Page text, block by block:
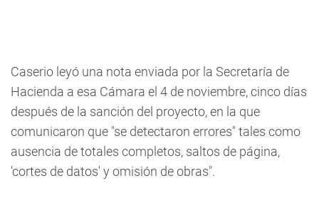
Caserio leyó una nota enviada por la Secretaría de
Hacienda a esa Cámara el 4 de noviembre, cinco días
después de la sanción del proyecto, en la que
comunicaron que "se detectaron errores" tales como
ausencia de totales completos, saltos de página,
'cortes de datos' y omisión de obras".